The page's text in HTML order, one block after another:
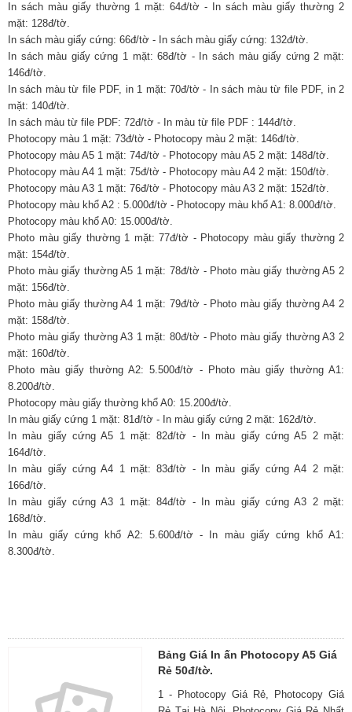
In sách màu giấy thường 1 mặt: 64đ/tờ - In sách màu giấy thường 2
mặt: 128đ/tờ.
In sách màu giấy cứng: 66đ/tờ - In sách màu giấy cứng: 132đ/tờ.
In sách màu giấy cứng 1 mặt: 68đ/tờ - In sách màu giấy cứng 2 mặt:
146đ/tờ.
In sách màu từ file PDF, in 1 mặt: 70đ/tờ - In sách màu từ file PDF, in 2
mặt: 140đ/tờ.
In sách màu từ file PDF: 72đ/tờ - In màu từ file PDF : 144đ/tờ.
Photocopy màu 1 mặt: 73đ/tờ - Photocopy màu 2 mặt: 146đ/tờ.
Photocopy màu A5 1 mặt: 74đ/tờ - Photocopy màu A5 2 mặt: 148đ/tờ.
Photocopy màu A4 1 mặt: 75đ/tờ - Photocopy màu A4 2 mặt: 150đ/tờ.
Photocopy màu A3 1 mặt: 76đ/tờ - Photocopy màu A3 2 mặt: 152đ/tờ.
Photocopy màu khổ A2 : 5.000đ/tờ - Photocopy màu khổ A1: 8.000đ/tờ.
Photocopy màu khổ A0: 15.000đ/tờ.
Photo màu giấy thường 1 mặt: 77đ/tờ - Photocopy màu giấy thường 2
mặt: 154đ/tờ.
Photo màu giấy thường A5 1 mặt: 78đ/tờ - Photo màu giấy thường A5 2
mặt: 156đ/tờ.
Photo màu giấy thường A4 1 mặt: 79đ/tờ - Photo màu giấy thường A4 2
mặt: 158đ/tờ.
Photo màu giấy thường A3 1 mặt: 80đ/tờ - Photo màu giấy thường A3 2
mặt: 160đ/tờ.
Photo màu giấy thường A2: 5.500đ/tờ - Photo màu giấy thường A1:
8.200đ/tờ.
Photocopy màu giấy thường khổ A0: 15.200đ/tờ.
In màu giấy cứng 1 mặt: 81đ/tờ - In màu giấy cứng 2 mặt: 162đ/tờ.
In màu giấy cứng A5 1 mặt: 82đ/tờ - In màu giấy cứng A5 2 mặt:
164đ/tờ.
In màu giấy cứng A4 1 mặt: 83đ/tờ - In màu giấy cứng A4 2 mặt:
166đ/tờ.
In màu giấy cứng A3 1 mặt: 84đ/tờ - In màu giấy cứng A3 2 mặt:
168đ/tờ.
In màu giấy cứng khổ A2: 5.600đ/tờ - In màu giấy cứng khổ A1:
8.300đ/tờ.
Bảng Giá In ấn Photocopy A5 Giá
Rẻ 50đ/tờ.
1 - Photocopy Giá Rẻ, Photocopy Giá